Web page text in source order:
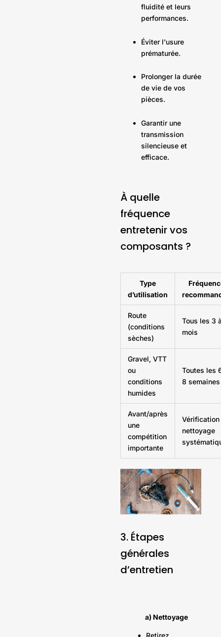
fluidité et leurs
performances.
Éviter l'usure
prématurée.
Prolonger la durée
de vie de vos
pièces.
Garantir une
transmission
silencieuse et
efficace.
À quelle
fréquence
entretenir vos
composants ?
Type
d’utilisation
Route
(conditions
sèches)
Tous les 3
mois
Gravel, VTT
ou
conditions
humides
Toutes les
8 semaines
Avant/après
une
compétition
importante
Vérification
nettoyage
3. Étapes
générales
d’entretien
a) Nettoyage